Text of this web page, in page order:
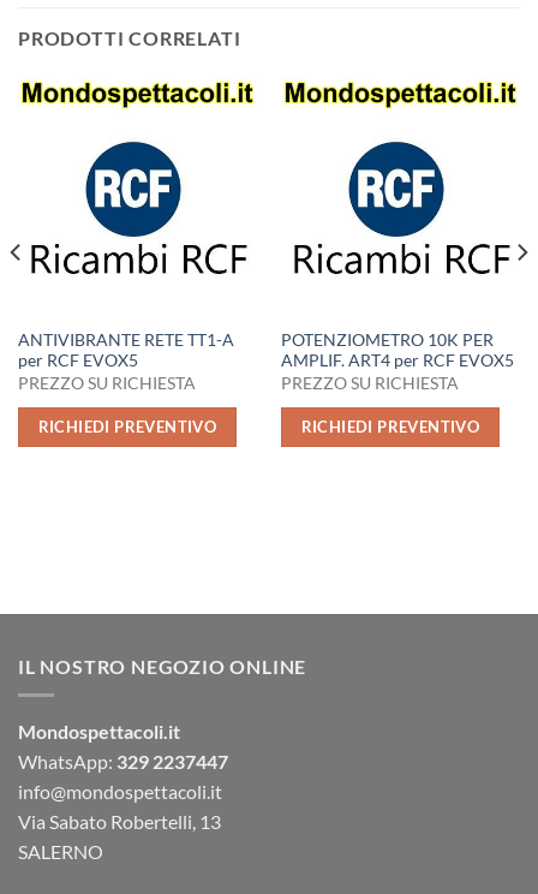
PRODOTTI CORRELATI
ANTIVIBRANTE RETE TT1-A
per RCF EVOX5
PREZZO SU RICHIESTA
RICHIEDI PREVENTIVO
POTENZIOMETRO 10K PER
AMPLIF. ART4 per RCF EVOX5
PREZZO SU RICHIESTA
RICHIEDI PREVENTIVO
IL NOSTRO NEGOZIO ONLINE
Mondospettacoli.it
WhatsApp: 329 2237447
info@mondospettacoli.it
Via Sabato Robertelli, 13
SALERNO